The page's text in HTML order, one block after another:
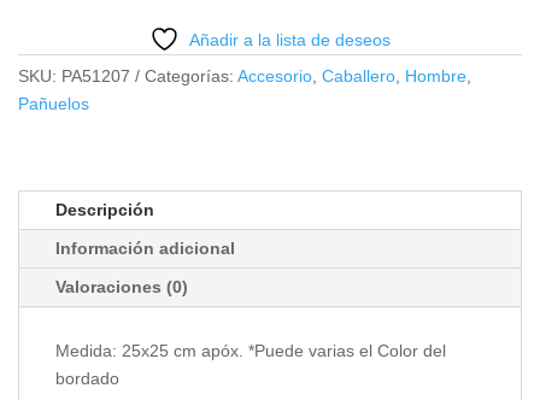
Añadir a la lista de deseos
SKU: PA51207 Categorías: Accesorio Caballero Hombre
Pañuelos
Descripción
Información adicional
Valoraciones (0)
Medida: 25x25 cm apóx. *Puede varias el Color del
bordado